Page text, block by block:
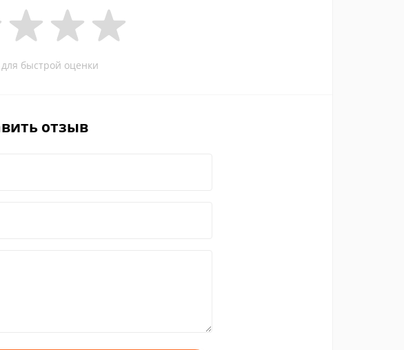
быстрой оценки
отзыв